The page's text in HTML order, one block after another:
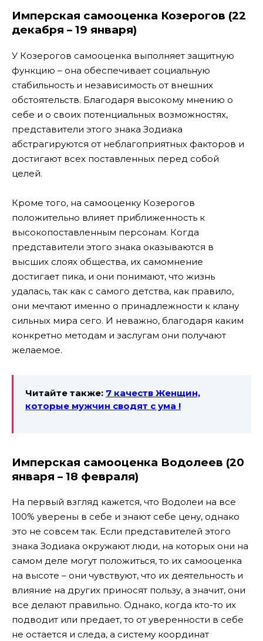
Имперская самооценка Козерогов (22
декабря – 19 января)
У Козерогов самооценка выполняет защитную
функцию – она обеспечивает социальную
стабильность и независимость от внешних
обстоятельств. Благодаря высокому мнению о
себе и о своих потенциальных возможностях,
представители этого знака Зодиака
абстрагируются от неблагоприятных факторов и
достигают всех поставленных перед собой
целей.
Кроме того, на самооценку Козерогов
положительно влияет приближенность к
высокопоставленным персонам. Когда
представители этого знака оказываются в
высших слоях общества, их самомнение
достигает пика, и они понимают, что жизнь
удалась, так как с самого детства, как правило,
они мечтают именно о принадлежности к клану
сильных мира сего. И неважно, благодаря каким
конкретно методам и заслугам они получают
желаемое.
Читайте также: 7 качеств Женщин,
которые мужчин сводят с ума !
Имперская самооценка Водолеев (20
января – 18 февраля)
На первый взгляд кажется, что Водолеи на все
100% уверены в себе и знают себе цену, однако
это не совсем так. Если представителей этого
знака Зодиака окружают люди, на которых они на
самом деле могут положиться, то их самооценка
на высоте – они чувствуют, что их деятельность и
влияние на других приносят пользу, а значит, они
все делают правильно. Однако, когда кто-то их
подводит или предает, то от уверенности в себе
не остается и следа, а систему координат